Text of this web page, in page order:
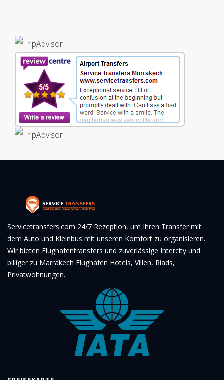
Servicetransfers.com 24/7 Rezeption, um Ihren Transfer mit
dem Auto und Kleinbus mit unseren Komfort zu organisieren.
Wir bieten Flughafentransfers und zuverlässige Intercity und
billiger zu Marrakech Flughafen Hotels, Villen, Riads,
Privatwohnungen.